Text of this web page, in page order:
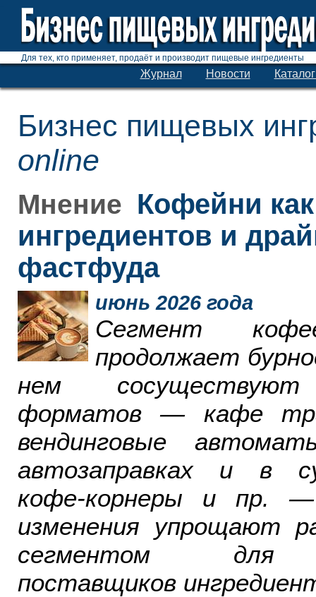
Для тех, кто применяет, продаёт и производит пищевые ингредиенты
Журнал Новости
Бизнес пищевых
online
Мнение Кофейни
ингредиентов и
фастфуда
июнь 2026 года
Сегмент
продолжает
нем
форматов — кафе
вендинговые
автозаправках и в
кофе-корнеры и пр.
изменения упрощают
сегментом для
поставщиков